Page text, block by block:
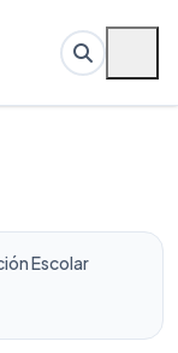
Escolar
de